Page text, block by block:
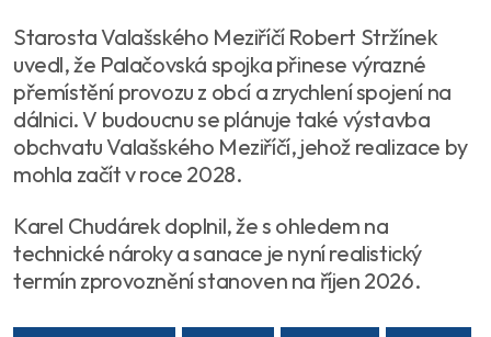
Starosta Valašského Meziříčí Robert Stržínek
uvedl, že Palačovská spojka přinese výrazné
přemístění provozu z obcí a zrychlení spojení na
dálnici. V budoucnu se plánuje také výstavba
obchvatu Valašského Meziříčí, jehož realizace by
mohla začít v roce 2028.
Karel Chudárek doplnil, že s ohledem na
technické nároky a sanace je nyní realistický
termín zprovoznění stanoven na říjen 2026.